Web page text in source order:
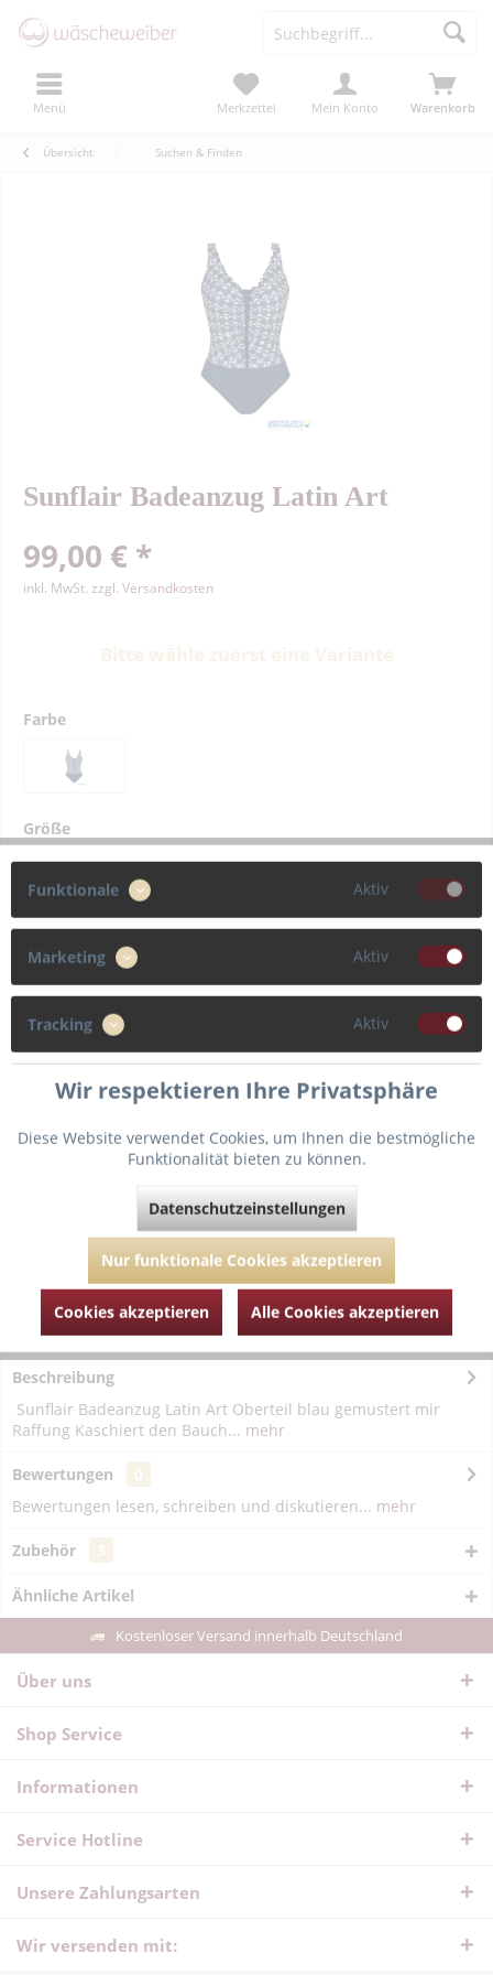
Menü Warenkorb
Merkzettel Mein Konto
Übersicht Suchen & Finden
Sunflair Badeanzug Latin Art
99,00 € *
inkl. MwSt. zzgl. Versandkosten
Farbe
Größe
F G
In den Warenkorb
Fragen zum Artikel?
SUN22358-blau-weiß-46-F
Beschreibung
Sunflair Badeanzug Latin Art Oberteil blau gemustert mir
Raffung Kaschiert den Bauch... mehr
Bewertungen
Bewertungen lesen, schreiben und diskutieren... mehr
Zubehör
Ähnliche Artikel
Kostenloser Versand innerhalb Deutschland
Über uns
Shop Service
Informationen
Service Hotline
Unsere Zahlungsarten
Wir versenden mit:
Funktionale Aktiv
Marketing Aktiv
Tracking Aktiv
Wir respektieren Ihre Privatsphäre
Diese Website verwendet Cookies, um Ihnen die bestmögliche
Funktionalität bieten zu können.
Datenschutzeinstellungen
Nur funktionale Cookies akzeptieren
Cookies akzeptieren Alle Cookies akzeptieren